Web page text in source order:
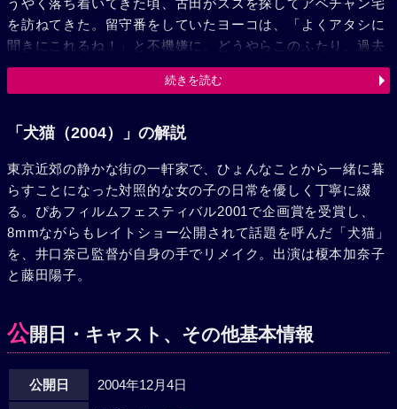
うやく落ち着いてきた頃、古田がスズを探してアベチャン宅
を訪ねてきた。留守番をしていたヨーコは、「よくアタシに
聞きにこれるね！」と不機嫌に。どうやらこのふたり、過去
に何かがあったらしい。スズはピアノの先生のバイトをしよ
うと面接に行くが、タッチの差で別の人に決まってしまう。
れて足をくじいてしまい、偶然通りかかった三鷹がスズを助
三鷹を家に連れてきてしまう。仲良く喋るスズと三鷹を見
て、ヨーコはむしゃくしゃして仕方がない。コンタクトを装
着して家を飛び出ると、向かうのは古田のもと。「今晩泊め
て」と言うヨーコに、「それは複雑になりすぎるでしょ」と
答える古田は、ヨーコを部屋に残してファミレスへ。一方、
さすがに三鷹に帰ってもらったスズは、ヨーコのために徹夜
きりの夜を過ごす。翌朝、朝帰りしたヨーコはスズに爆弾発
言を。「昨日、古田と寝たよ」。とうとうキレたスズはヨー
た……。
続きを読む
「犬猫（2004）」の解説
東京近郊の静かな街の一軒家で、ひょんなことから一緒に暮
らすことになった対照的な女の子の日常を優しく丁寧に綴
る。ぴあフィルムフェスティバル2001で企画賞を受賞し、
8mmながらもレイトショー公開されて話題を呼んだ「犬猫」
を、井口奈己監督が自身の手でリメイク。出演は榎本加奈子
と藤田陽子。
公開日・キャスト、その他基本情報
公開日 2004年12月4日